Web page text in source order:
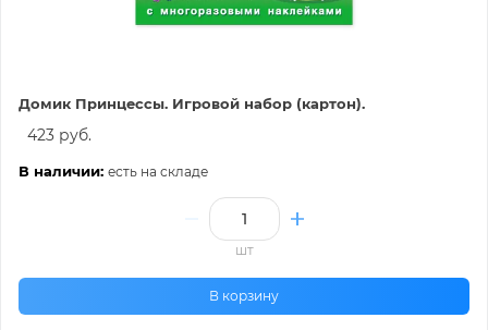
Домик Принцессы. Игровой набор (картон).
423 руб.
В наличии: есть на складе
шт
В корзину